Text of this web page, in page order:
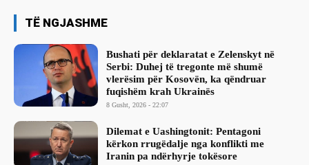
TË NGJASHME
Bushati për deklaratat e Zelenskyt në
Serbi: Duhej të tregonte më shumë
vlerësim për Kosovën, ka qëndruar
fuqishëm krah Ukrainës
8 Gusht, 2026 - 22:07
Dilemat e Uashingtonit: Pentagoni
kërkon rrugëdalje nga konflikti me
Iranin pa ndërhyrje tokësore